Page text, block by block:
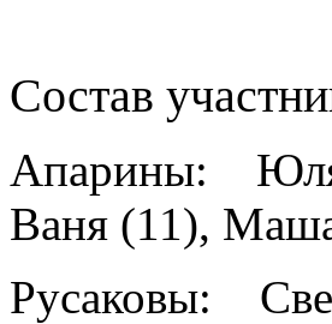
Состав
Апарины: Юля
Ваня (11),
Русаковы: